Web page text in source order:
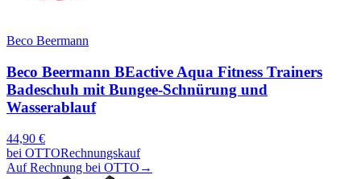
Beco Beermann
Beco Beermann BEactive Aqua Fitness Trainers
Badeschuh mit Bungee-Schnürung und
Wasserablauf
44,90 €
bei OTTORechnungskauf
Auf Rechnung bei OTTO →